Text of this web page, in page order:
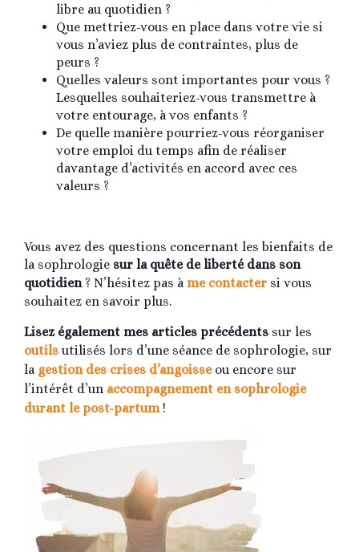
libre au quotidien ?
Que mettriez-vous en place dans votre vie si
vous n’aviez plus de contraintes, plus de
peurs ?
Quelles valeurs sont importantes pour vous ?
Lesquelles souhaiteriez-vous transmettre à
votre entourage, à vos enfants ?
De quelle manière pourriez-vous réorganiser
votre emploi du temps afin de réaliser
davantage d’activités en accord avec ces
valeurs ?
Vous avez des questions concernant les bienfaits de
la sophrologie sur la quête de liberté dans son
quotidien? N’hésitez pas à me contacter si vous
souhaitez en savoir plus.
Lisez également mes articles précédents sur les
outils utilisés lors d’une séance de sophrologie, sur
la gestion des crises d’angoisseou encore sur
l’intérêt d’un accompagnement en sophrologie
durant le post-partum!